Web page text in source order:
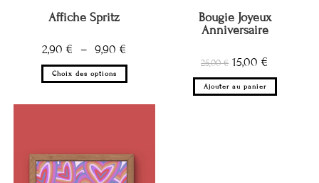
Affiche Spritz
2,90 € – 9,90 €
Choix des options
Bougie Joyeux
Anniversaire
25,00€ 15,00€
Ajouter au panier